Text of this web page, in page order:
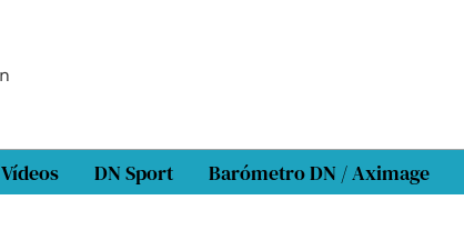
Vídeos DN Sport Barómetro DN / Aximage